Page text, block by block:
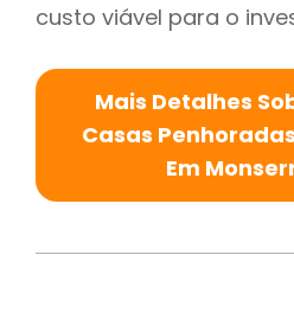
custo viável para o
Mais Detalhes
Casas
Em